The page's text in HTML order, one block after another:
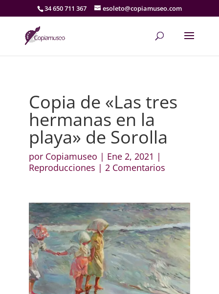
34 650 711 367 esoleto@copiamuseo.com
Copia de «Las tres
hermanas en la
playa» de Sorolla
por Copiamuseo | Ene 2, 2021 |
Reproducciones | 2 Comentarios